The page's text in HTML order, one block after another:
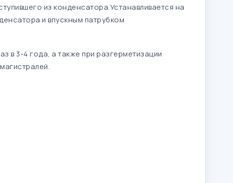
из конденсатора.Устанавливается на
и впускным патрубком
в 3-4 года, а также при разгерметизации